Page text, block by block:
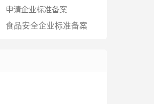
申请企业标准备案
食品安全企业标准备案